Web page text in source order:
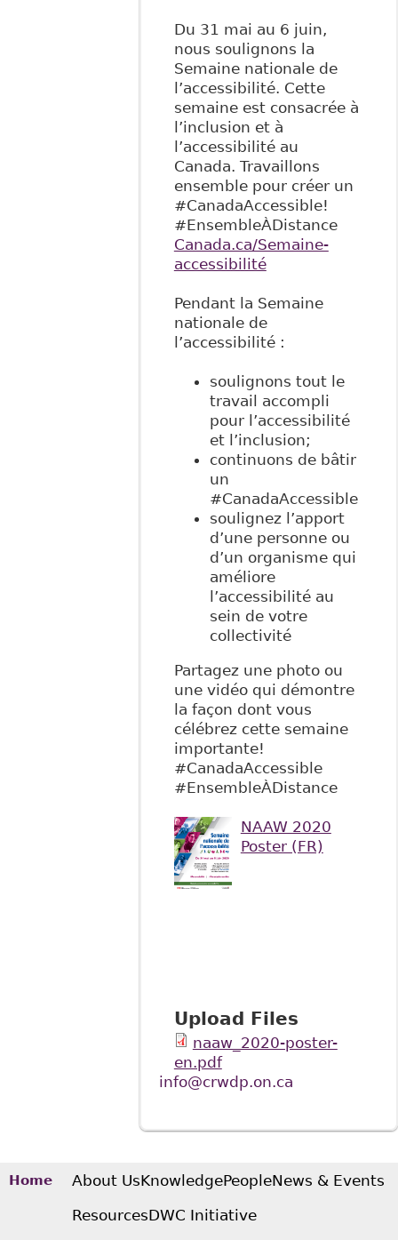
Du 31 mai au 6 juin,
nous soulignons la
Semaine nationale de
l’accessibilité. Cette
semaine est consacrée à
l’inclusion et à
l’accessibilité au
Canada. Travaillons
ensemble pour créer un
#CanadaAccessible!
#EnsembleÀDistance
Canada.ca/Semaine-
accessibilité
Pendant la Semaine
nationale de
l’accessibilité :
soulignons tout le
travail accompli
pour l’accessibilité
et l’inclusion;
continuons de bâtir
un
#CanadaAccessible
soulignez l’apport
d’une personne ou
d’un organisme qui
améliore
l’accessibilité au
sein de votre
collectivité
Partagez une photo ou
une vidéo qui démontre
la façon dont vous
célébrez cette semaine
importante!
#CanadaAccessible
#EnsembleÀDistance
NAAW 2020
Poster (FR)
Upload Files
naaw_2020-poster-
en.pdf
info@crwdp.on.ca
Home About UsKnowledgePeopleNews & Events
ResourcesDWC Initiative